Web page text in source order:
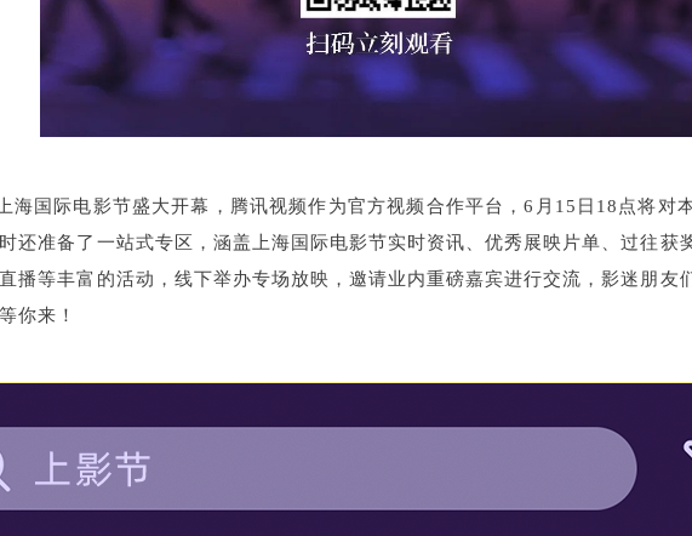
海国际电影节盛大开幕，腾讯视频作为官方视频合作平台，6月15日18点将对
还准备了一站式专区，涵盖上海国际电影节实时资讯、优秀展映片单、过往获
播等丰富的活动，线下举办专场放映，邀请业内重磅嘉宾进行交流，影迷朋友
你来！